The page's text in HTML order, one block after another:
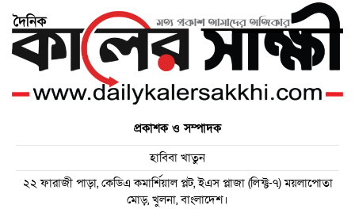
প্রকাশক ও সম্পাদক
হাবিবা খাতুন
২২ ফারাজী পাড়া, কেডিএ কমার্শিয়াল প্লট, ইএস প্লাজা (লিফ্ট-৭) ময়লাপোতা
মোড়, খুলনা, বাংলাদেশ।